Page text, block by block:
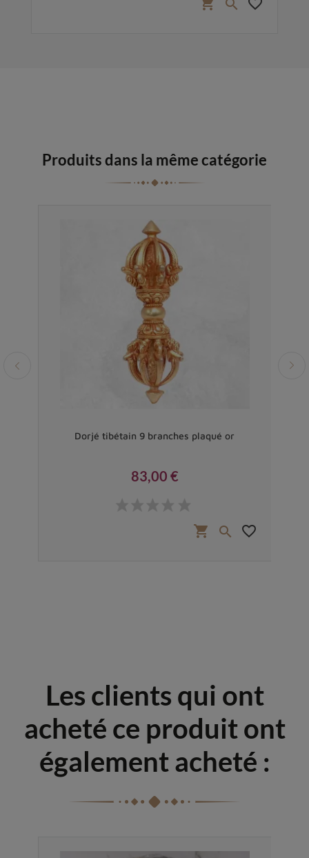

Produits dans la même catégorie
Dorjé tibétain 9 branches plaqué or
83,00 €
shopping_cart  favorite_border
Les clients qui ont
acheté ce produit ont
également acheté :